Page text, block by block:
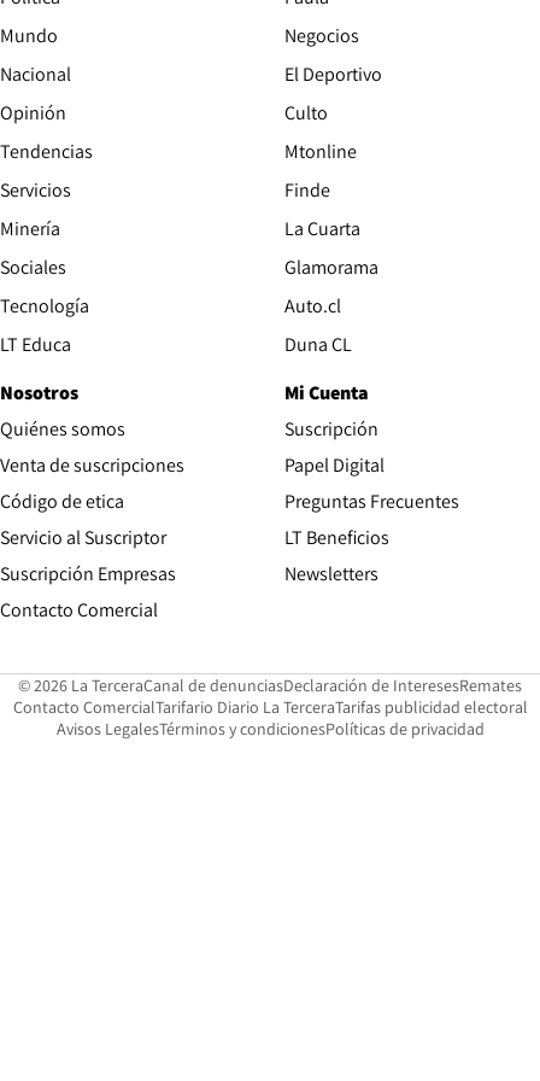
Mundo
Nacional
Opinión
Tendencias
Servicios
Minería
Sociales
Tecnología
LT Educa
Negocios
El Deportivo
Culto
Mtonline
Finde
La Cuarta
Glamorama
Auto.cl
Duna CL
Nosotros
Quiénes somos
Venta de suscripciones
Código de etica Opens in new window
Servicio al Suscriptor
Suscripción Empresas
Contacto Comercial
Mi Cuenta
Suscripción
Papel Digital
Preguntas Frecuentes
LT Beneficios
Newsletters
© 2026 La TerceraCanal de denunciasOpens in new window
Declaración de InteresesOpens in
Remates
Contacto ComercialOpens in new window
Tarifario Diario La TerceraOpens in new window
Tarifas publicidad electoral
Avisos LegalesOpens in new window
Términos y condicionesPolíticas de privacidad